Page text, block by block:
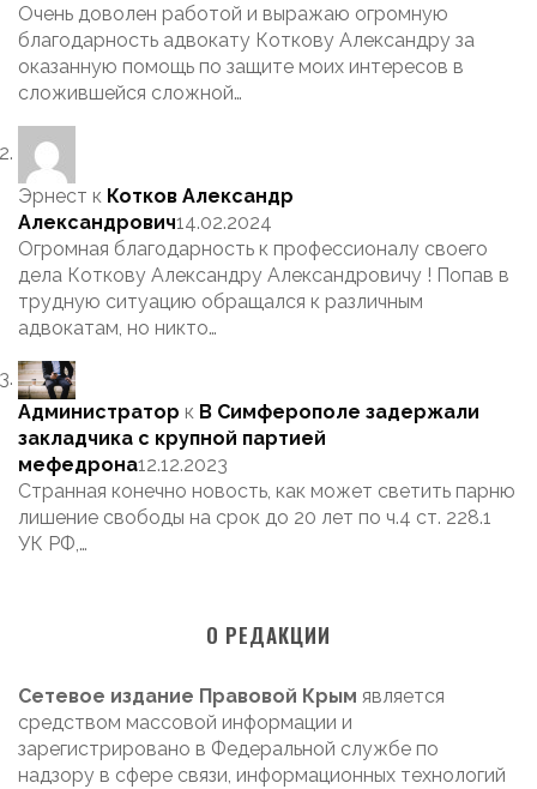
Очень доволен работой и выражаю огромную
благодарность адвокату Коткову Александру за
оказанную помощь по защите моих интересов в
сложившейся сложной…
Эрнест к Котков Александр
Александрович14.02.2024
Огромная благодарность к профессионалу своего
дела Коткову Александру Александровичу ! Попав в
трудную ситуацию обращался к различным
адвокатам, но никто…
Администратор к В Симферополе задержали
закладчика с крупной партией
мефедрона12.12.2023
Странная конечно новость, как может светить парню
лишение свободы на срок до 20 лет по ч.4 ст. 228.1
УК РФ,…
О РЕДАКЦИИ
Сетевое издание Правовой Крым является
средством массовой информации и
зарегистрировано в Федеральной службе по
надзору в сфере связи, информационных технологий